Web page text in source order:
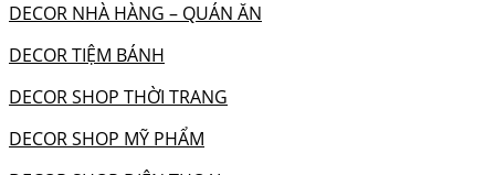
DECOR NHÀ HÀNG – QUÁN ĂN
DECOR TIỆM BÁNH
DECOR SHOP THỜI TRANG
DECOR SHOP MỸ PHẨM